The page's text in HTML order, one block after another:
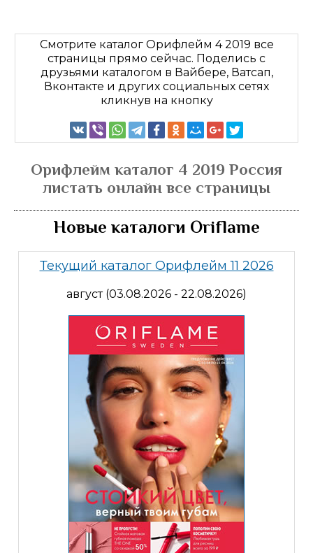
Смотрите каталог Орифлейм 4 2019 все
страницы прямо сейчас. Поделись с
друзьями каталогом в Вайбере, Ватсап,
Вконтакте и других социальных сетях
кликнув на кнопку
Орифлейм каталог 4 2019 Россия
листать онлайн все страницы
Новые каталоги Oriflame
Текущий каталог Орифлейм 11 2026
август (03.08.2026 - 22.08.2026)